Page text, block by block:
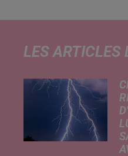
LES ARTICLES